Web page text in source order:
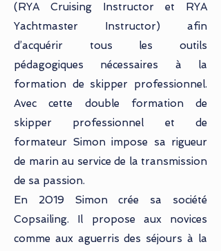
(RYA Cruising Instructor et RYA
Yachtmaster Instructor) afin
d’acquérir tous les outils
pédagogiques nécessaires à la
formation de skipper professionnel.
Avec cette double formation de
skipper professionnel et de
formateur Simon impose sa rigueur
de marin au service de la transmission
de sa passion.
En 2019 Simon crée sa société
Copsailing. Il propose aux novices
comme aux aguerris des séjours à la